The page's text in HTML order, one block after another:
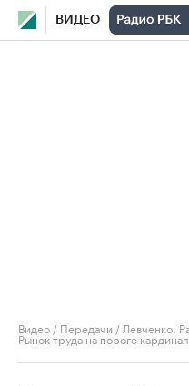
ВИДЕО
Видео / Передачи / Левченко.
Рынок труда на пороге